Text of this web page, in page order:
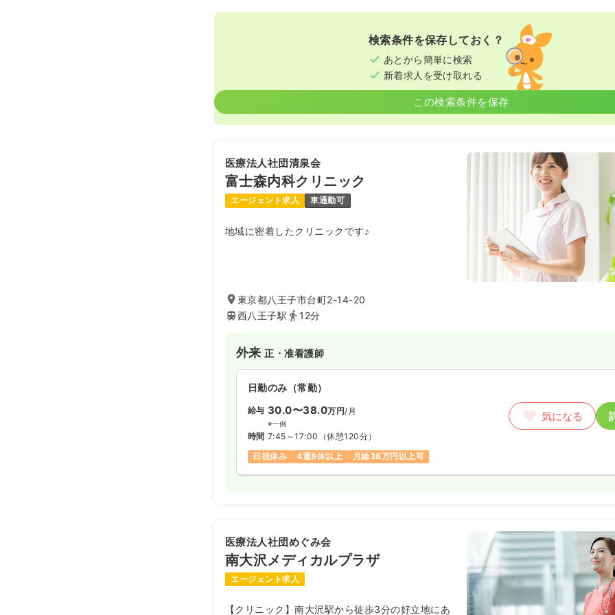
検索条件を保存しておく？
あとから簡単に検索
新着求人を受け取れる
この検索条件を保存
医療法人社団清泉会
富士森内科クリニック
エージェント求人 車通勤可
地域に密着したクリニックです♪
東京都八王子市台町2-14-20
西八王子駅
12分
外来正・准看護師
日勤のみ（常勤）
給与 30.0〜38.0万円/月
※一例
時間 7:45～17:00 （休憩120分）
日祝休み
4週8休以上 月給38万円以上可
気になる
医療法人社団めぐみ会
南大沢メディカルプラザ
エージェント求人
【クリニック】南大沢駅から徒歩3分の好立地にあ